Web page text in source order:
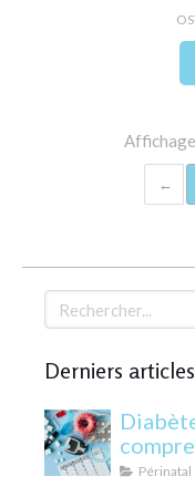
Rechercher
Derniers articles